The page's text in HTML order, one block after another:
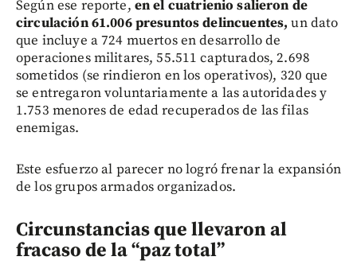
Según ese reporte, en el cuatrienio salieron de
circulación 61.006 presuntos delincuentes,un dato
que incluye a 724 muertos en desarrollo de
operaciones militares, 55.511 capturados, 2.698
sometidos (se rindieron en los operativos), 320 que
se entregaron voluntariamente a las autoridades y
1.753 menores de edad recuperados de las filas
enemigas.
Este esfuerzo al parecer no logró frenar la expansión
de los grupos armados organizados.
Circunstancias que llevaron al
fracaso de la “paz total”